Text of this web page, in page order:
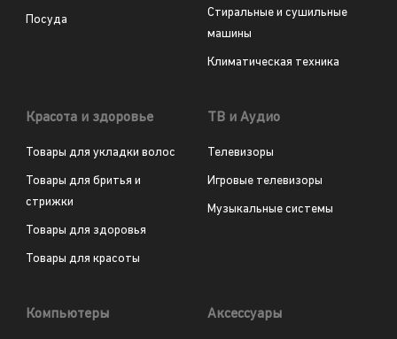
Посуда
Стиральные и сушильные
машины
Климатическая техника
Красота и здоровье
Товары для укладки волос
Товары для бритья и
стрижки
Товары для здоровья
Товары для красоты
ТВ и Аудио
Телевизоры
Игровые телевизоры
Музыкальные системы
Компьютеры Аксессуары